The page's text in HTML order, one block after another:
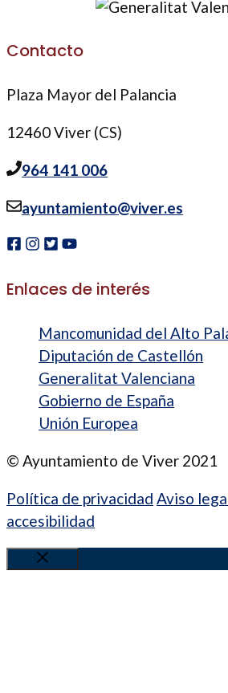
Contacto
Plaza Mayor del Palancia
12460 Viver (CS)
964 141 006
ayuntamiento@viver.es
Enlaces de interés
Mancomunidad del Alto
Diputación de Castellón
Generalitat Valenciana
Gobierno de España
Unión Europea
© Ayuntamiento de Viver 2021
Política de privacidad Aviso
accesibilidad
Cerrar